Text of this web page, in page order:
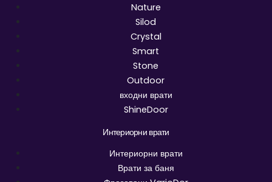
Nature
Silod
Crystal
Smart
Stone
Outdoor
входни врати
ShineDoor
Интериорни врати
Интериорни врати
Врати за баня